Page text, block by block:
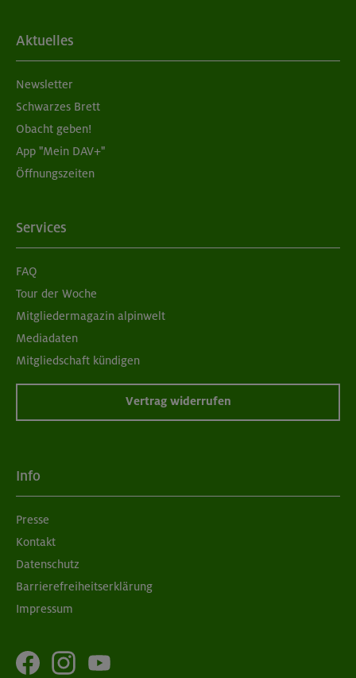
05./06.09.26
Grundkurs Klettern indoor für Frauen
München
07./14./21.09.26
08./09.09.26
Grundkurs Klettern indoor
München
Aktuelles
Newsletter
Schwarzes Brett
Obacht geben!
App "Mein DAV+"
Öffnungszeiten
Services
FAQ
Tour der Woche
Mitgliedermagazin alpinwelt
Mediadaten
Mitgliedschaft kündigen
Vertrag widerrufen
Info
Presse
Kontakt
Datenschutz
Barrierefreiheitserklärung
Impressum